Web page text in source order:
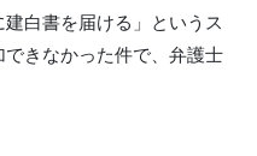
白書を届ける」というス
きなかった件で、弁護士